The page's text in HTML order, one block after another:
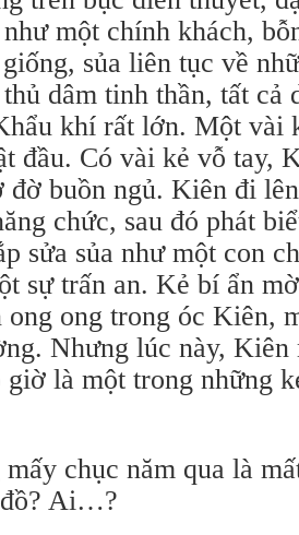
một chính khách,
sủa liên tục về
dâm tinh thần, tất cả
khí rất lớn. Một vài
đầu. Có vài kẻ vỗ tay,
đờ buồn ngủ. Kiên đi
chức, sau đó phát
sửa sủa như một con
sự trấn an. Kẻ bí ẩn
ong ong trong óc Kiên,
Nhưng lúc này,
là một trong những
chục năm qua là
đồ? Ai…?